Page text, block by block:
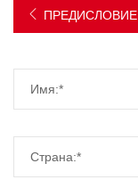
ПРЕДИСЛОВИЕ